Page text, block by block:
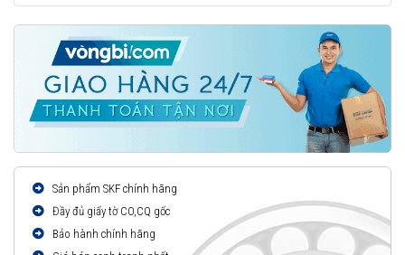
Sản phẩm SKF chính hãng
Đầy đủ giấy tờ CO,CQ gốc
Bảo hành chính hãng